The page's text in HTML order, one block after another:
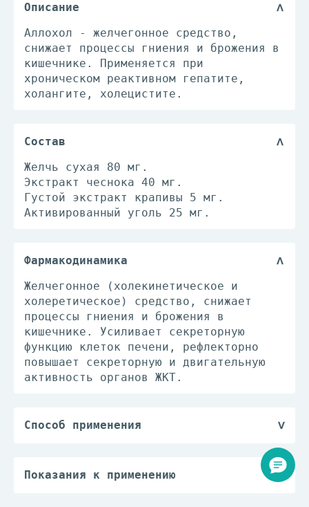
Описание
Аллохол - желчегонное средство,
снижает процессы гниения и брожения в
кишечнике. Применяется при
хроническом реактивном гепатите,
холангите, холецистите.
Состав
Желчь сухая 80 мг.
Экстракт чеснока 40 мг.
Густой экстракт крапивы 5 мг.
Активированный уголь 25 мг.
Фармакодинамика
Желчегонное (холекинетическое и
холеретическое) средство, снижает
процессы гниения и брожения в
кишечнике. Усиливает секреторную
функцию клеток печени, рефлекторно
повышает секреторную и двигательную
активность органов ЖКТ.
Способ применения
обострении - по 1 таб. 2-3 раза/сут в
Показания к применению